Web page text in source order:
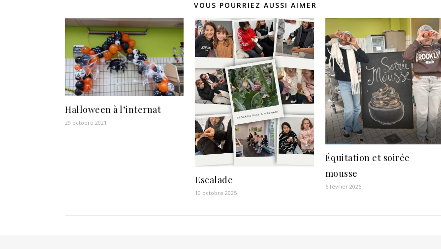
VOUS POURRIEZ AUSSI AIMER
Halloween à l’internat
29 octobre 2021
Escalade
10 octobre 2025
Équitation et soirée
mousse
6 février 2026